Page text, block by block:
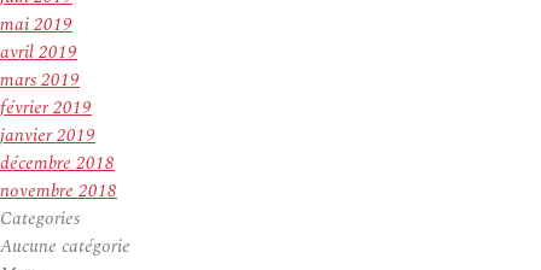
mai 2019
avril 2019
mars 2019
février 2019
janvier 2019
décembre 2018
novembre 2018
Categories
Aucune catégorie